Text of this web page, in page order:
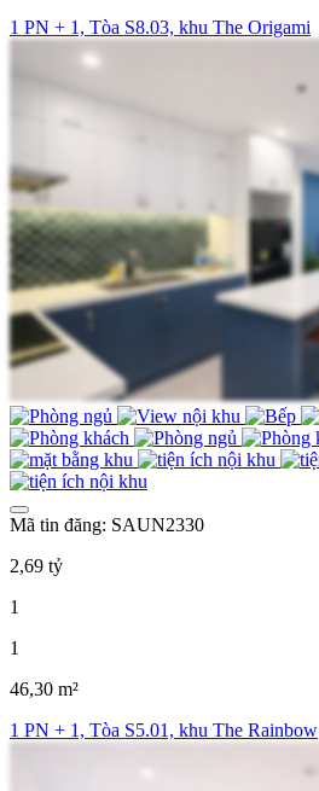
1 PN + 1, Tòa S8.03, khu The Origami
Mã tin đăng: SAUN2330
2,69 tỷ
1
1
46,30 m²
1 PN + 1, Tòa S5.01, khu The Rainbow